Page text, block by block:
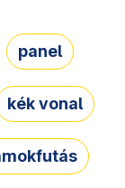
panel
kék vonal